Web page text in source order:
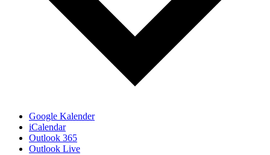
Google Kalender
iCalendar
Outlook 365
Outlook Live